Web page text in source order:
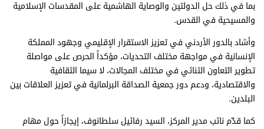
بما في ذلك حل الدولتين والوصاية الهاشمية على المقدسات الإسلامية
والمسيحية في القدس.
وأشاد بالدور الأردني في تعزيز الاستقرار الإقليمي وجهود المملكة
الإنسانية في مواجهة مختلف التحديات، مؤكداً الحرص على مواصلة
تطوير التعاون الثنائي في مختلف المجالات، لا سيما الثقافية
والاقتصادية، ودعم دور جمعية الصداقة البرلمانية في تعزيز العلاقات بين
البلدين.
كما قدّم نائب مدير المركز، السيد رفائيل سلطانوف، إيجازاً حول مهام